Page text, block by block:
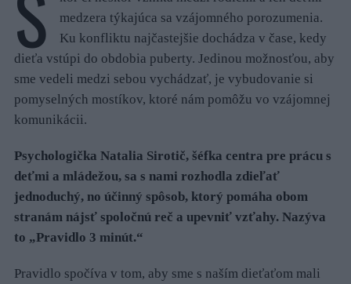
medzera týkajúca sa vzájomného porozumenia.
Ku konfliktu najčastejšie dochádza v čase, kedy
dieťa vstúpi do obdobia puberty. Jedinou možnosťou, aby
sme vedeli medzi sebou vychádzať, je vybudovanie si
pomyselných mostíkov, ktoré nám pomôžu vo vzájomnej
komunikácii.
Psychologička Natalia Sirotič, šéfka centra pre prácu s
deťmi a mládežou, sa s nami rozhodla zdieľať
jednoduchý, no účinný spôsob, ktorý pomáha obom
stranám nájsť spoločnú reč a upevniť vzťahy. Nazýva
to „Pravidlo 3 minút.“
Pravidlo spočíva v tom, aby sme s naším dieťaťom mali